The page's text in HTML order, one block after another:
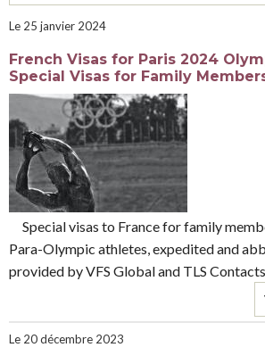
Le 25 janvier 2024
French Visas for Paris 2024
Special Visas for Family
special visas to France for family members of Olympic and
Para-Olympic athletes, expedited and
provided by VFS Global and TLS
Le 20 décembre 2023